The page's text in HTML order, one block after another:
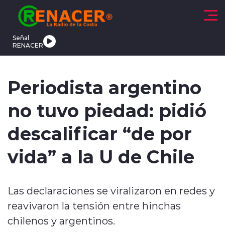
Click acá para ir directamente al contenido
Señal
RENACER
modo claro
Periodista argentino
no tuvo piedad: pidió
descalificar “de por
vida” a la U de Chile
Las declaraciones se viralizaron en redes y
reavivaron la tensión entre hinchas
chilenos y argentinos.